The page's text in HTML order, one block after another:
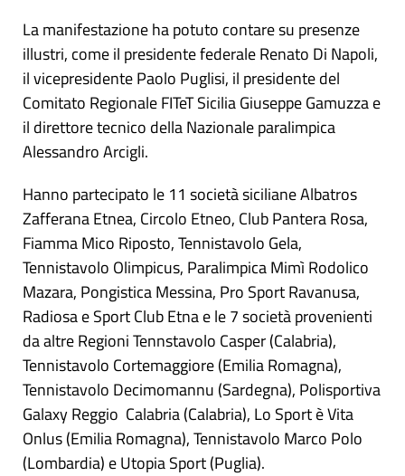
La manifestazione ha potuto contare su presenze
illustri, come il presidente federale Renato Di Napoli,
il vicepresidente Paolo Puglisi, il presidente del
Comitato Regionale FITeT Sicilia Giuseppe Gamuzza e
il direttore tecnico della Nazionale paralimpica
Alessandro Arcigli.
Hanno partecipato le 11 società siciliane Albatros
Zafferana Etnea, Circolo Etneo, Club Pantera Rosa,
Fiamma Mico Riposto, Tennistavolo Gela,
Tennistavolo Olimpicus, Paralimpica Mimì Rodolico
Mazara, Pongistica Messina, Pro Sport Ravanusa,
Radiosa e Sport Club Etna e le 7 società provenienti
da altre Regioni Tennstavolo Casper (Calabria),
Tennistavolo Cortemaggiore (Emilia Romagna),
Tennistavolo Decimomannu (Sardegna), Polisportiva
Galaxy Reggio Calabria (Calabria), Lo Sport è Vita
Onlus (Emilia Romagna), Tennistavolo Marco Polo
(Lombardia) e Utopia Sport (Puglia).